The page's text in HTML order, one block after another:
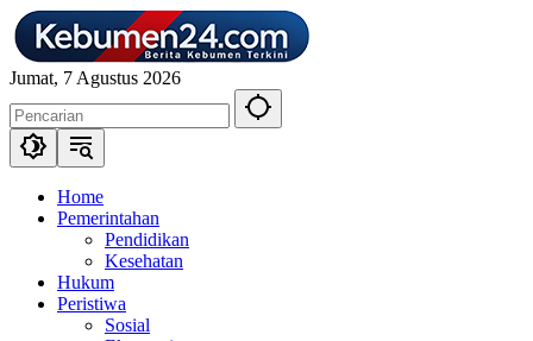
Langsung
ke
konten
Jumat, 7 Agustus 2026
Home
Pemerintahan
Pendidikan
Kesehatan
Hukum
Peristiwa
Sosial